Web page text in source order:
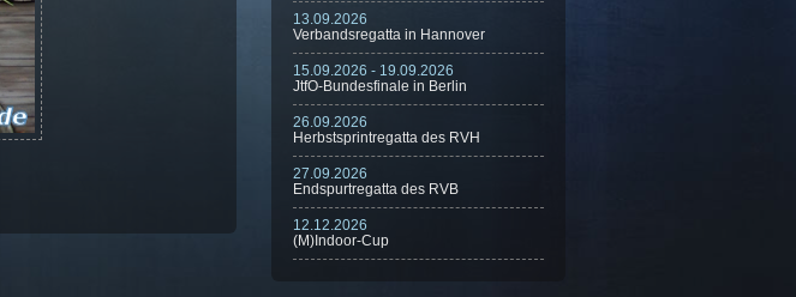
13.09.2026
Verbandsregatta in Hannover
15.09.2026 - 19.09.2026
JtfO-Bundesfinale in Berlin
26.09.2026
Herbstsprintregatta des RVH
27.09.2026
Endspurtregatta des RVB
12.12.2026
(M)Indoor-Cup